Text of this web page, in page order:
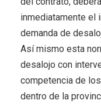
inmediatamente el
demanda de
Así mismo esta
desalojo con
competencia de
dentro de la